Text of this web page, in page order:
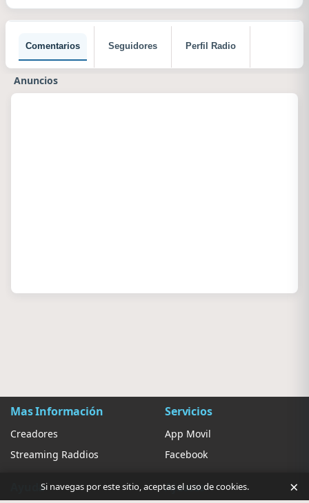
Comentarios Seguidores Perfil Radio
Anuncios
Mas Información
Creadores
Streaming Raddios
Servicios
App Movil
Facebook
Ayuda Ajustes
Si navegas por este sitio, aceptas el uso de cookies. ×